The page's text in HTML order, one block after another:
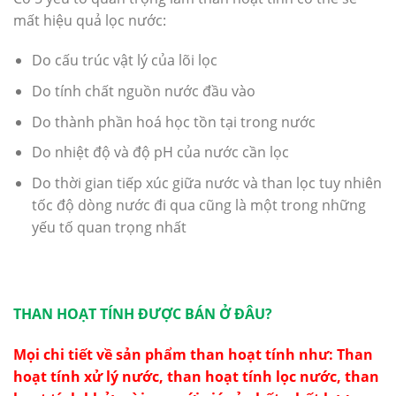
mất hiệu quả lọc nước:
Do cấu trúc vật lý của lõi lọc
Do tính chất nguồn nước đầu vào
Do thành phần hoá học tồn tại trong nước
Do nhiệt độ và độ pH của nước cần lọc
Do thời gian tiếp xúc giữa nước và than lọc tuy nhiên
tốc độ dòng nước đi qua cũng là một trong những
yếu tố quan trọng nhất
THAN HOẠT TÍNH ĐƯỢC BÁN Ở ĐÂU?
Mọi chi tiết về sản phẩm than hoạt tính như: Than
hoạt tính xử lý nước, than hoạt tính lọc nước, than